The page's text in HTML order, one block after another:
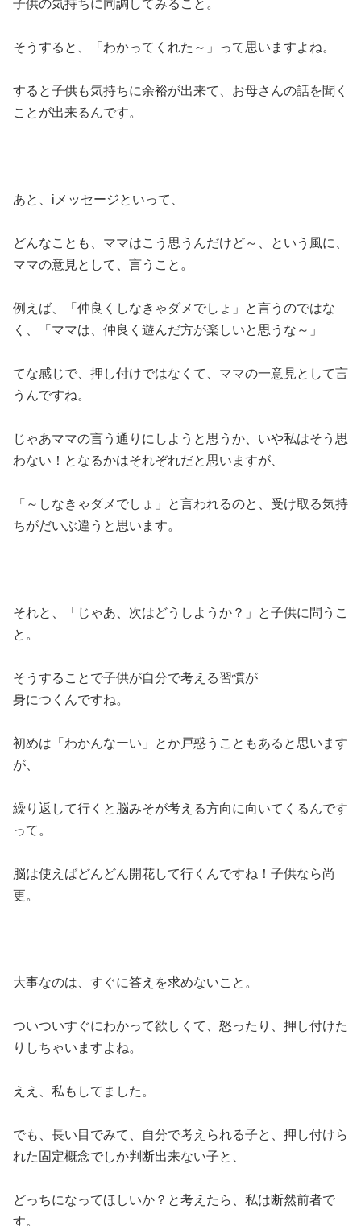
子供の気持ちに同調してみること。
そうすると、「わかってくれた～」って思いますよね。
すると子供も気持ちに余裕が出来て、お母さんの話を聞く
ことが出来るんです。
あと、iメッセージといって、
どんなことも、ママはこう思うんだけど～、という風に、
ママの意見として、言うこと。
例えば、「仲良くしなきゃダメでしょ」と言うのではな
く、「ママは、仲良く遊んだ方が楽しいと思うな～」
てな感じで、押し付けではなくて、ママの一意見として言
うんですね。
じゃあママの言う通りにしようと思うか、いや私はそう思
わない！となるかはそれぞれだと思いますが、
「～しなきゃダメでしょ」と言われるのと、受け取る気持
ちがだいぶ違うと思います。
それと、「じゃあ、次はどうしようか？」と子供に問うこ
と。
そうすることで子供が自分で考える習慣が
身につくんですね。
初めは「わかんなーい」とか戸惑うこともあると思います
が、
繰り返して行くと脳みそが考える方向に向いてくるんです
って。
脳は使えばどんどん開花して行くんですね！子供なら尚
更。
大事なのは、すぐに答えを求めないこと。
ついついすぐにわかって欲しくて、怒ったり、押し付けた
りしちゃいますよね。
ええ、私もしてました。
でも、長い目でみて、自分で考えられる子と、押し付けら
れた固定概念でしか判断出来ない子と、
どっちになってほしいか？と考えたら、私は断然前者で
す。